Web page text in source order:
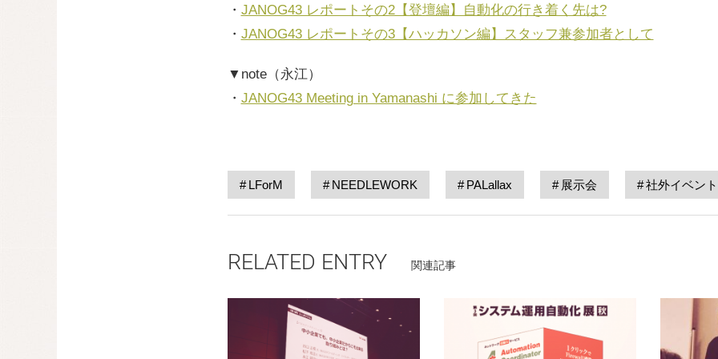
・ JANOG43 レポートその2【登壇編】自動化の行き着く先は?
・ JANOG43 レポートその3【ハッカソン編】スタッフ兼参加者として
▼note（永江）
・ JANOG43 Meeting in Yamanashi に参加してきた
LForM NEEDLEWORK PALallax 展示会 社外イベン
RELATED ENTRY 関連記事